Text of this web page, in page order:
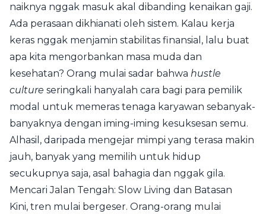
naiknya nggak masuk akal dibanding kenaikan gaji.
Ada perasaan dikhianati oleh sistem. Kalau kerja
keras nggak menjamin stabilitas finansial, lalu buat
apa kita mengorbankan masa muda dan
kesehatan? Orang mulai sadar bahwa hustle
culture seringkali hanyalah cara bagi para pemilik
modal untuk memeras tenaga karyawan sebanyak-
banyaknya dengan iming-iming kesuksesan semu.
Alhasil, daripada mengejar mimpi yang terasa makin
jauh, banyak yang memilih untuk hidup
secukupnya saja, asal bahagia dan nggak gila.
Mencari Jalan Tengah: Slow Living dan Batasan
Kini, tren mulai bergeser. Orang-orang mulai